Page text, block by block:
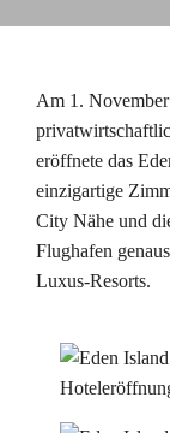
Am 1.
eröffnete das
einzigartige
City Nähe und
Flughafen
Luxus-Resorts.